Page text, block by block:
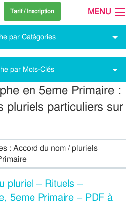
Tarif / Inscription MENU
par Catégories
par Mots-Clés
en 5eme Primaire :
pluriels particuliers sur
: Accord du nom / pluriels
pluriel – Rituels –
5eme Primaire – PDF à